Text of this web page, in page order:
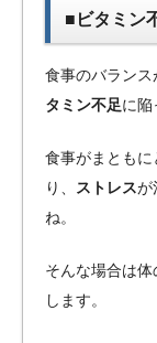
■ビタミン
食事のバランス
タミン不足に陥
食事がまとも
り、
ストレスが
ね。
そんな場合は
します。